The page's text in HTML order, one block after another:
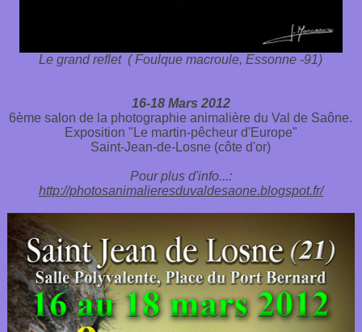
Le grand reflet ( Foulque macroule, Essonne -91)
16-18 Mars 2012
6ème salon de la photographie animalière du Val de Saône.
Exposition "Le martin-pêcheur d'Europe"
Saint-Jean-de-Losne (côte d'or)
Pour plus d'info...:
http://photosanimalieresduvaldesaone.blogspot.fr/